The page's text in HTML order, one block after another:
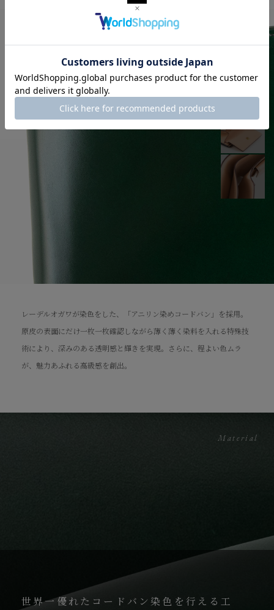
レーデルオガワが染色をした、「アニリン染めコードバン」を採用。
原皮の表面にだけ一枚一枚確認しながら薄く薄く染料を入れる特殊技
術により、深みのある透明感と輝きを実現。さらに、程よい色ムラ
が、魅力あふれる高級感を創出。
内装には、天然植物性のタンニン剤のみを使用してピット製法を行っ
た、栃木レザー社による本ヌメ革「栃木レザー」を採用。多くの時間
と根気のいる工程を経て生まれ、使い込むほどに圧巻の経年変化を実
感。カード面下部には、素押しの『CIMABUE』ロゴが施され、こだ
マチ付きの小銭入れは、独自製法により強度を高める加工を採用。上
品なゴールドホックを備えるとともに、小銭を出し入れしやすいマチ
幅にして使いやすさも追求。
職人が4回塗りで磨き上げたコバは、財布の品質をより一層高め、英
国由来に相応しいジェントルな品格を演出。正確なネン入れや精密な
ステッチなどの丁寧な作りが、匠の職人による細部へのこだわりを証
明。
Material
世界一優れたコードバン染色を行える工